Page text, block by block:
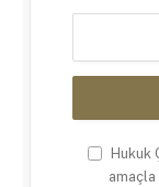
Hukuk
amaçla